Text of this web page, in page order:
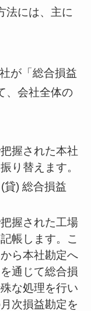
法には、主に
が「総合損益
、会社全体の
握された本社
り替えます。
貸) 総合損益
握された工場
帳します。こ
ら本社勘定へ
通じて総合損
な処理を行い
次損益勘定を